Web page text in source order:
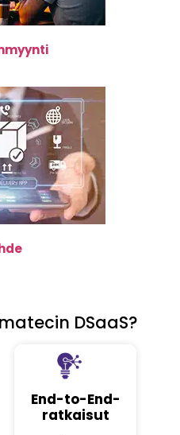
DSaaS?
End-to-End-
ratkaisut